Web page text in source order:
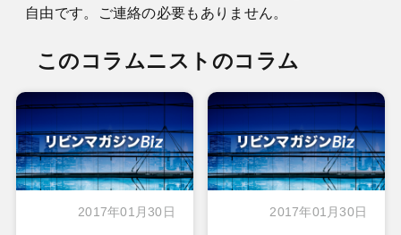
自由です。ご連絡の必要もありません。
このコラムニストのコラム
2017年01月30日 2017年01月30日